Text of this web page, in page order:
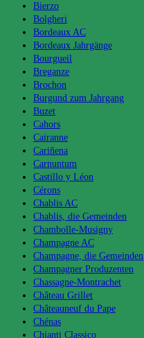
Bierzo
Bolgheri
Bordeaux AC
Bordeaux Jahrgänge
Bourgueil
Breganze
Brochon
Burgund zum Jahrgang
Buzet
Cahors
Cairanne
Cariñena
Carnuntum
Castillo y Léon
Cérons
Chablis AC
Chablis, die Gemeinden
Chambolle-Musigny
Champagne AC
Champagne, die Gemeinden
Champagner Produzenten
Chassagne-Montrachet
Château Grillet
Châteauneuf du Pape
Chénas
Chianti Classico